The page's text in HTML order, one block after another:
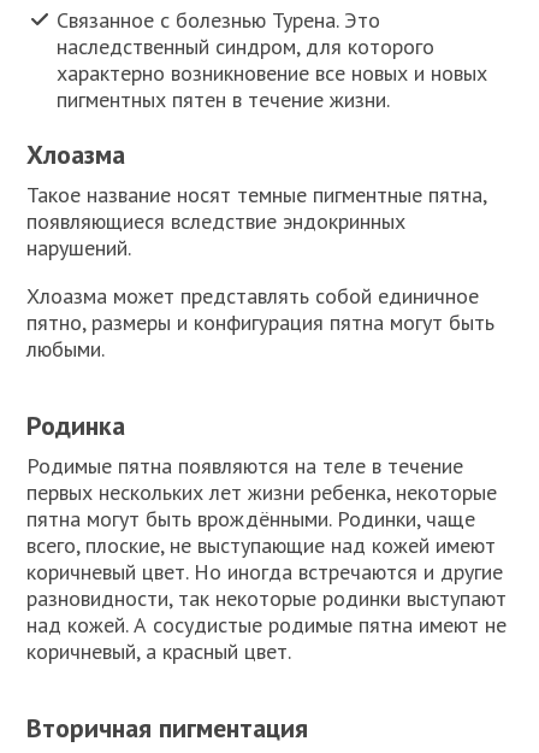
Связанное с болезнью Турена. Это
наследственный синдром, для которого
характерно возникновение все новых и новых
пигментных пятен в течение жизни.
Хлоазма
Такое название носят темные пигментные пятна,
появляющиеся вследствие эндокринных
нарушений.
Хлоазма может представлять собой единичное
пятно, размеры и конфигурация пятна могут быть
любыми.
Родинка
Родимые пятна появляются на теле в течение
первых нескольких лет жизни ребенка, некоторые
пятна могут быть врождёнными. Родинки, чаще
всего, плоские, не выступающие над кожей имеют
коричневый цвет. Но иногда встречаются и другие
разновидности, так некоторые родинки выступают
над кожей. А сосудистые родимые пятна имеют не
коричневый, а красный цвет.
Вторичная пигментация